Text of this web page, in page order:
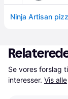
Ninja Artisan
Se vores forslag
interesser. Vis alle